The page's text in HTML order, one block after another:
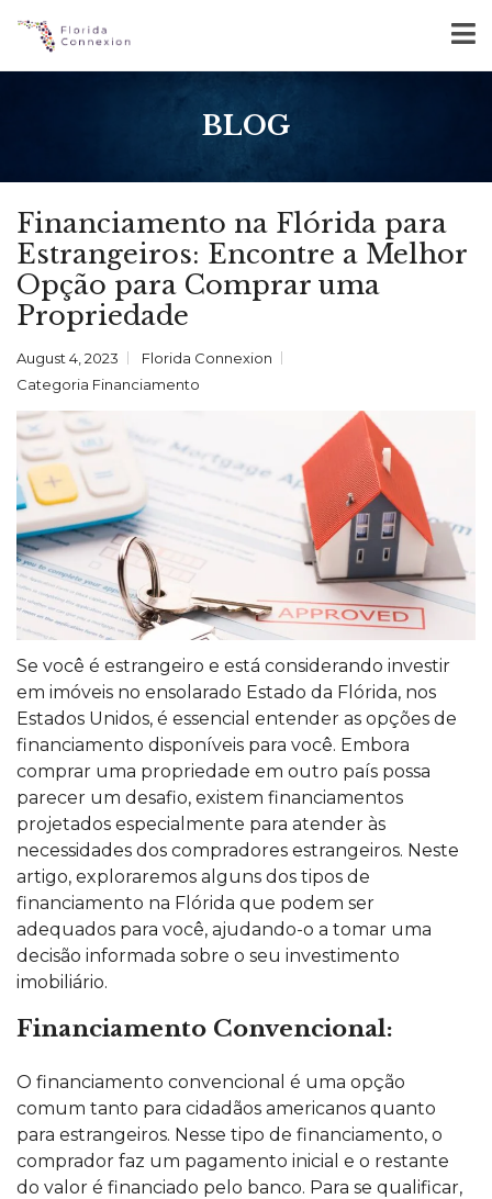
BLOG
Financiamento na Flórida para
Estrangeiros: Encontre a Melhor
Opção para Comprar uma
Propriedade
August 4, 2023
Florida Connexion
Categoria Financiamento
Se você é estrangeiro e está considerando investir
em imóveis no ensolarado Estado da Flórida, nos
Estados Unidos, é essencial entender as opções de
financiamento disponíveis para você. Embora
comprar uma propriedade em outro país possa
parecer um desafio, existem financiamentos
projetados especialmente para atender às
necessidades dos compradores estrangeiros. Neste
artigo, exploraremos alguns dos tipos de
financiamento na Flórida que podem ser
adequados para você, ajudando-o a tomar uma
decisão informada sobre o seu investimento
imobiliário.
Financiamento Convencional:
O financiamento convencional é uma opção
comum tanto para cidadãos americanos quanto
para estrangeiros. Nesse tipo de financiamento, o
comprador faz um pagamento inicial e o restante
do valor é financiado pelo banco. Para se qualificar,